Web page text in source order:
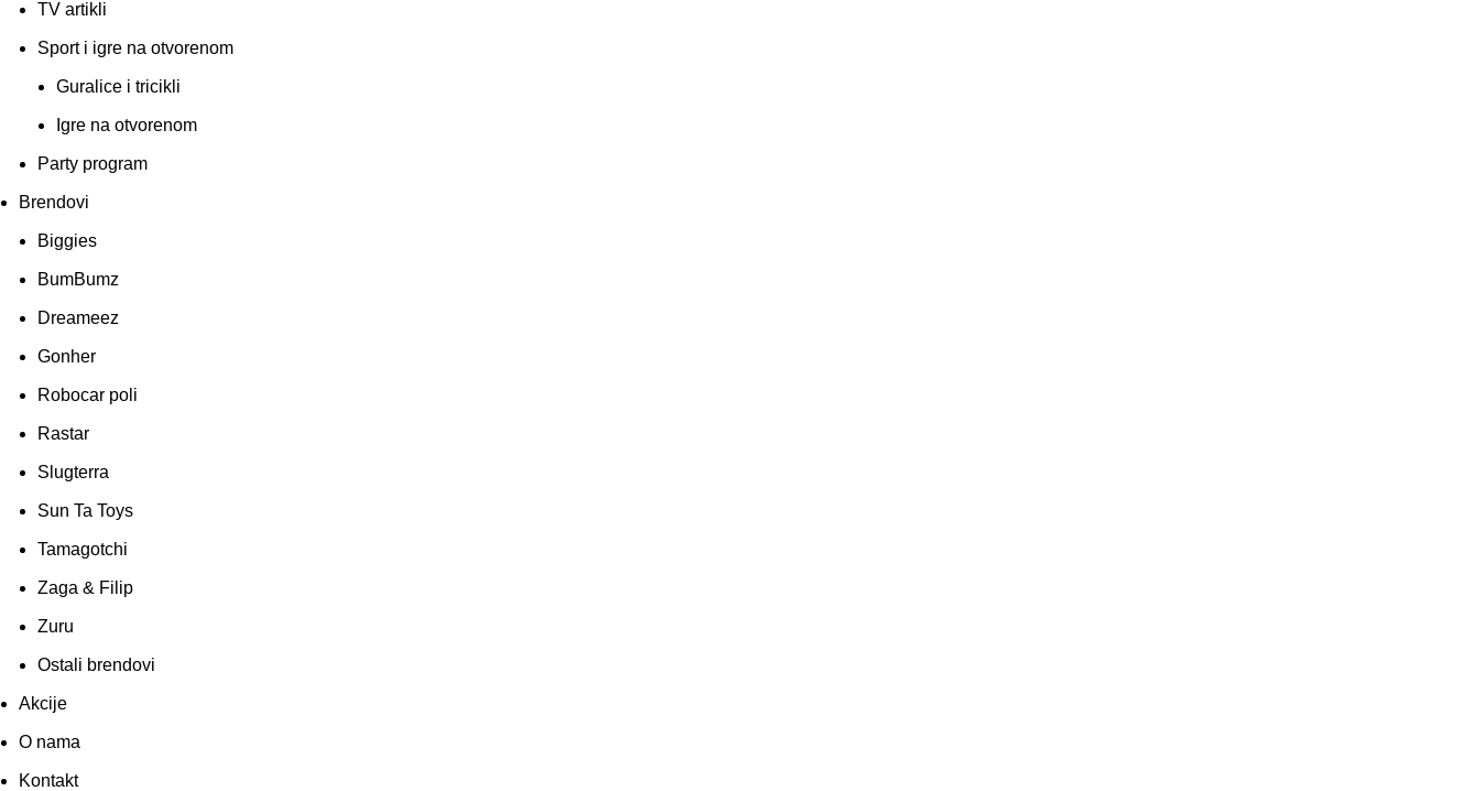
TV artikli
Sport i igre na otvorenom
Guralice i tricikli
Igre na otvorenom
Party program
Brendovi
Biggies
BumBumz
Dreameez
Gonher
Robocar poli
Rastar
Slugterra
Sun Ta Toys
Tamagotchi
Zaga & Filip
Zuru
Ostali brendovi
Akcije
O nama
Kontakt